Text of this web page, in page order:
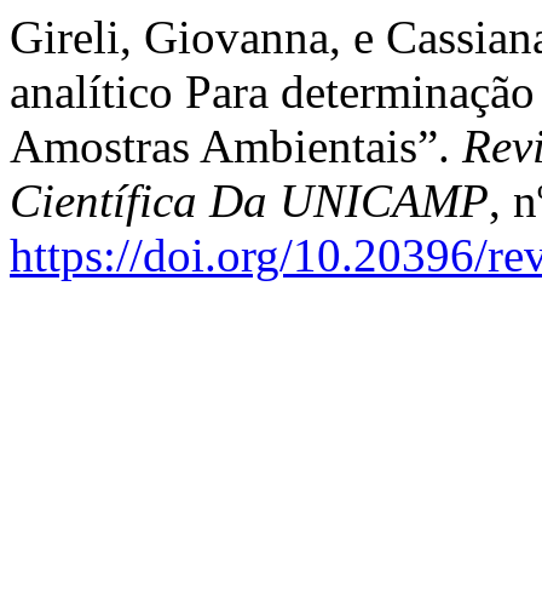
Gireli, Giovanna, e
analítico Para
Amostras Ambientais”.
Científica Da UNICAMP,
https://doi.org/10.20396/